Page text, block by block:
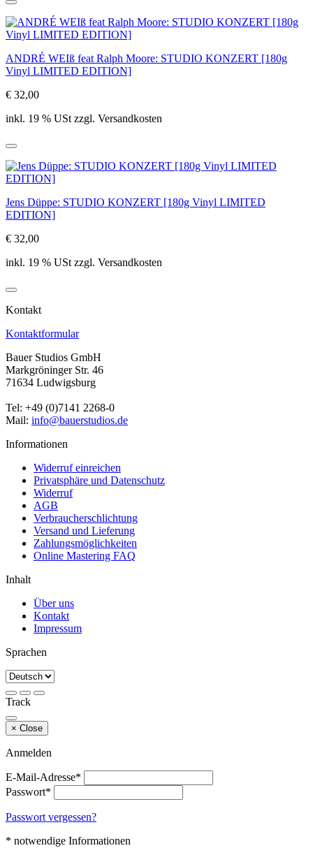
ANDRÉ WEIß feat Ralph Moore: STUDIO KONZERT [180g
Vinyl LIMITED EDITION]
€ 32,00
inkl. 19 % USt zzgl. Versandkosten
Jens Düppe: STUDIO KONZERT [180g Vinyl LIMITED
EDITION]
€ 32,00
inkl. 19 % USt zzgl. Versandkosten
Kontakt
Kontaktformular
Bauer Studios GmbH
Markgröninger Str. 46
71634 Ludwigsburg
Tel: +49 (0)7141 2268-0
Mail: info@bauerstudios.de
Informationen
Widerruf einreichen
Privatsphäre und Datenschutz
Widerruf
AGB
Verbraucherschlichtung
Versand und Lieferung
Zahlungsmöglichkeiten
Online Mastering FAQ
Inhalt
Über uns
Kontakt
Impressum
Sprachen
Track
× Close
Anmelden
E-Mail-Adresse*
Passwort*
Passwort vergessen?
* notwendige Informationen